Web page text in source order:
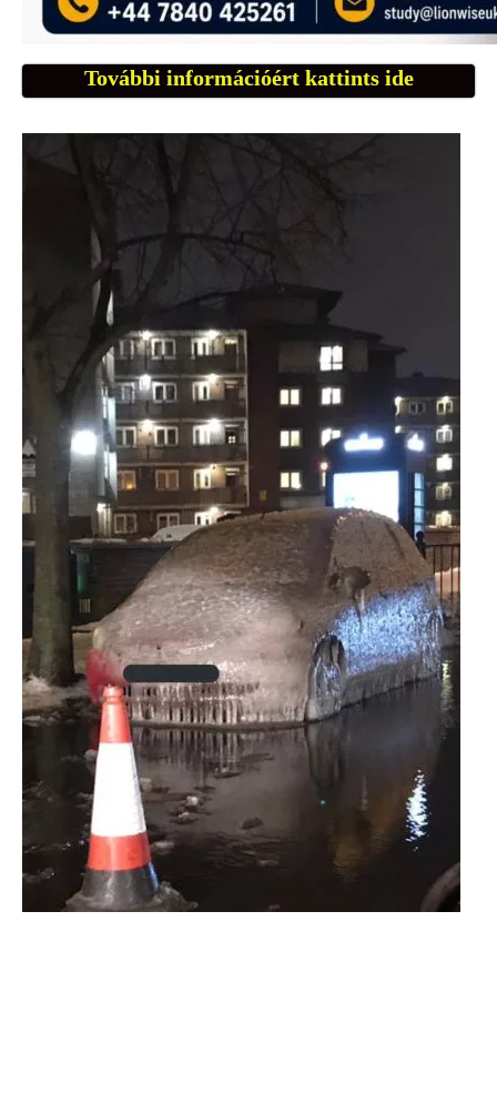
További információért kattints ide